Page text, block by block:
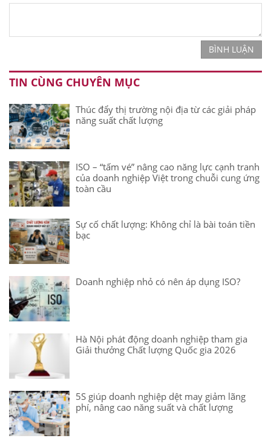
BÌNH LUẬN
TIN CÙNG CHUYÊN MỤC
Thúc đẩy thị trường nội địa từ các giải pháp
năng suất chất lượng
ISO – “tấm vé” nâng cao năng lực cạnh tranh
của doanh nghiệp Việt trong chuỗi cung ứng
toàn cầu
Sự cố chất lượng: Không chỉ là bài toán tiền
bạc
Doanh nghiệp nhỏ có nên áp dụng ISO?
Hà Nội phát động doanh nghiệp tham gia
Giải thưởng Chất lượng Quốc gia 2026
5S giúp doanh nghiệp dệt may giảm lãng
phí, nâng cao năng suất và chất lượng